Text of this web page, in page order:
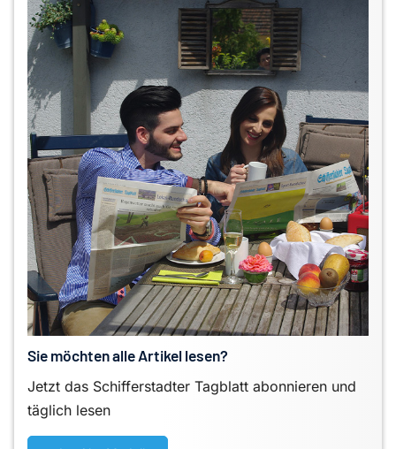
Sie möchten alle Artikel lesen?
Jetzt das Schifferstadter Tagblatt abonnieren und
täglich lesen